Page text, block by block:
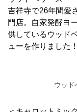
吉祥寺で26年間愛
門店。自家発酵ヨ
供しているウッド
ューを作りました！
ウッド